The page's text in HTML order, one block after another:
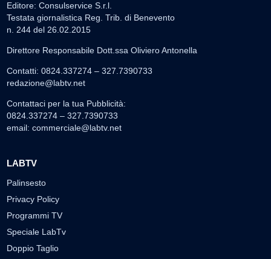
Editore: Consulservice S.r.l.
Testata giornalistica Reg. Trib. di Benevento
n. 244 del 26.02.2015
Direttore Responsabile Dott.ssa Oliviero Antonella
Contatti: 0824.337274 – 327.7390733
redazione@labtv.net
Contattaci per la tua Pubblicità:
0824.337274 – 327.7390733
email: commerciale@labtv.net
LABTV
Palinsesto
Privacy Policy
Programmi TV
Speciale LabTv
Doppio Taglio